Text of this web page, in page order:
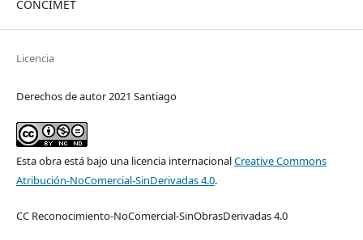
CONCIMET
Licencia
Derechos de autor 2021 Santiago
Esta obra está bajo una licencia internacionalCreative Commons
Atribución-NoComercial-SinDerivadas 4.0.
CC Reconocimiento-NoComercial-SinObrasDerivadas 4.0